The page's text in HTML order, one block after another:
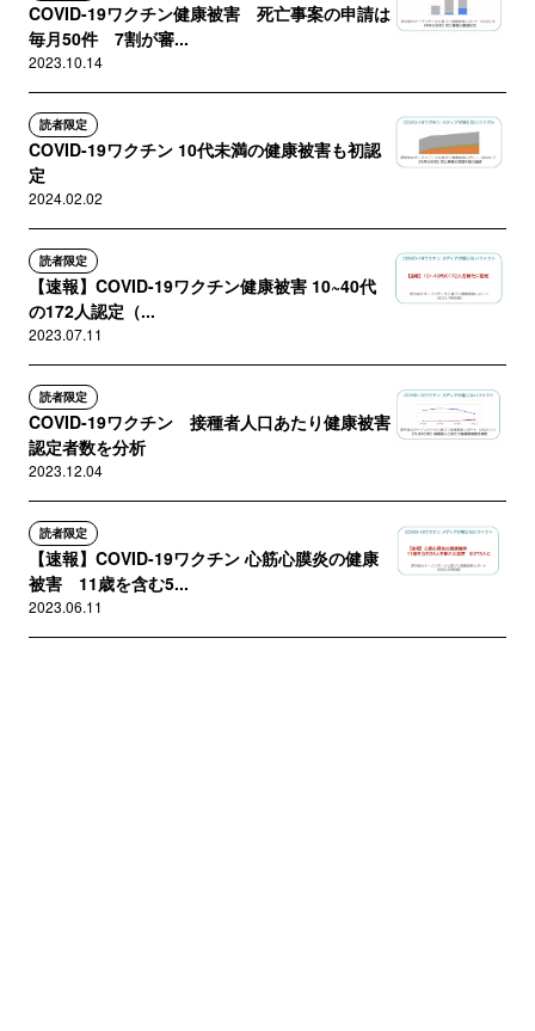
COVID-19ワクチン健康被害 死亡事案の申請は
毎月50件 7割が審...
2023.10.14
読者限定
COVID-19ワクチン 10代未満の健康被害も初認
定
2024.02.02
読者限定
【速報】COVID-19ワクチン健康被害 10~40代
の172人認定（...
2023.07.11
読者限定
COVID-19ワクチン 接種者人口あたり健康被害
認定者数を分析
2023.12.04
読者限定
【速報】COVID-19ワクチン 心筋心膜炎の健康
被害 11歳を含む5...
2023.06.11